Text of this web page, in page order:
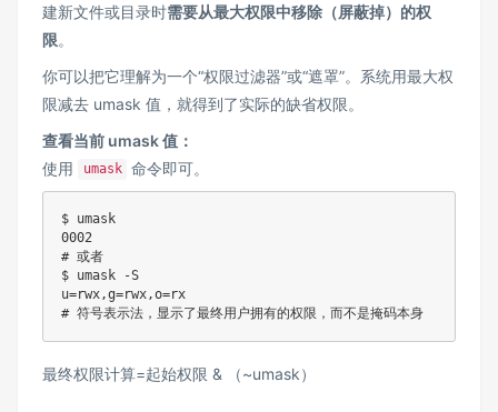
建新文件或目录时需要从最大权限中移除（屏蔽掉）的权
限。
你可以把它理解为一个“权限过滤器”或“遮罩”。系统用最大权
限减去 umask 值，就得到了实际的缺省权限。
查看当前 umask 值：
使用
umask 命令即可。
$ umask
0002
# 或者
$ umask -S
u=rwx,g=rwx,o=rx
# 符号表示法，显示了最终用户拥有的权限，而不是掩码本身
最终权限计算=起始权限 & （~umask）